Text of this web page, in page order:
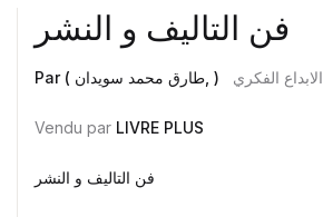
فن التاليف و النشر
Par ( طارق محمد سويدان, ) الابداع الفكري
Vendu par LIVRE PLUS
فن التاليف و النشر